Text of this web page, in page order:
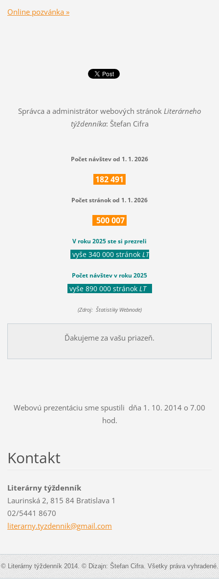
Online pozvánka »
Správca a administrátor webových stránok Literárneho
týždenníka: Štefan Cifra
Počet návštev od 1. 1. 2026
182491
Počet stránok od 1. 1. 2026
500007
V roku 2025 ste si prezreli
vyše 340 000 stránok LT
Počet návštev v roku 2025
vyše 890 000 stránok LT
(Zdroj: Štatistiky Webnode)
Ďakujeme za vašu priazeň.
Webovú prezentáciu sme spustili dňa 1. 10. 2014 o 7.00
hod.
Kontakt
Literárny týždenník
Laurinská 2, 815 84 Bratislava 1
02/5441 8670
literarny.tyzdennik@gmail.com
© Literárny týždenník 2014. © Dizajn: Štefan Cifra. Všetky práva vyhradené.